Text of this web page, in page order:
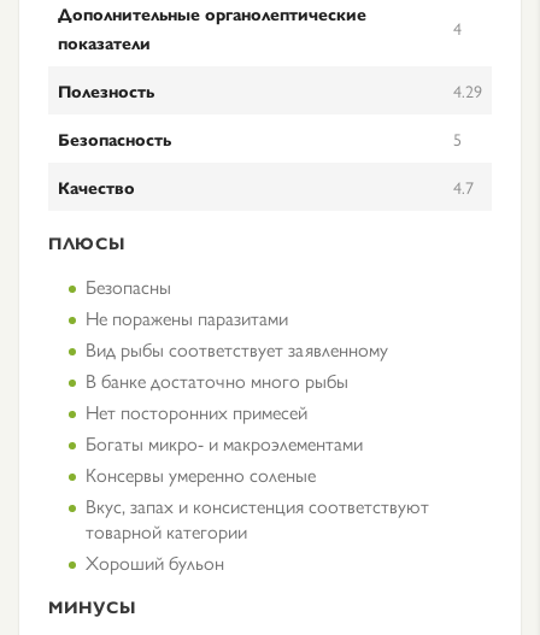
Дополнительные органолептические
показатели
4
Полезность
4.29
Безопасность
5
Качество
4.7
ПЛЮСЫ
Безопасны
Не поражены паразитами
Вид рыбы соответствует заявленному
В банке достаточно много рыбы
Нет посторонних примесей
Богаты микро- и макроэлементами
Консервы умеренно соленые
Вкус, запах и консистенция соответствуют
товарной категории
Хороший бульон
МИНУСЫ